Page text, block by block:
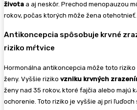
života a aj neskôr. Prechod menopauzou
rokov, počas ktorých môže žena otehotnieť.
Antikoncepcia spôsobuje krvné
riziko mŕtvice
Hormonálna antikoncepcia môže toto riziko
ženy. Vyššie riziko vzniku krvných
ženy nad 35 rokov, ktoré fajčia alebo majú
ochorenie. Toto riziko je vyššie aj pri